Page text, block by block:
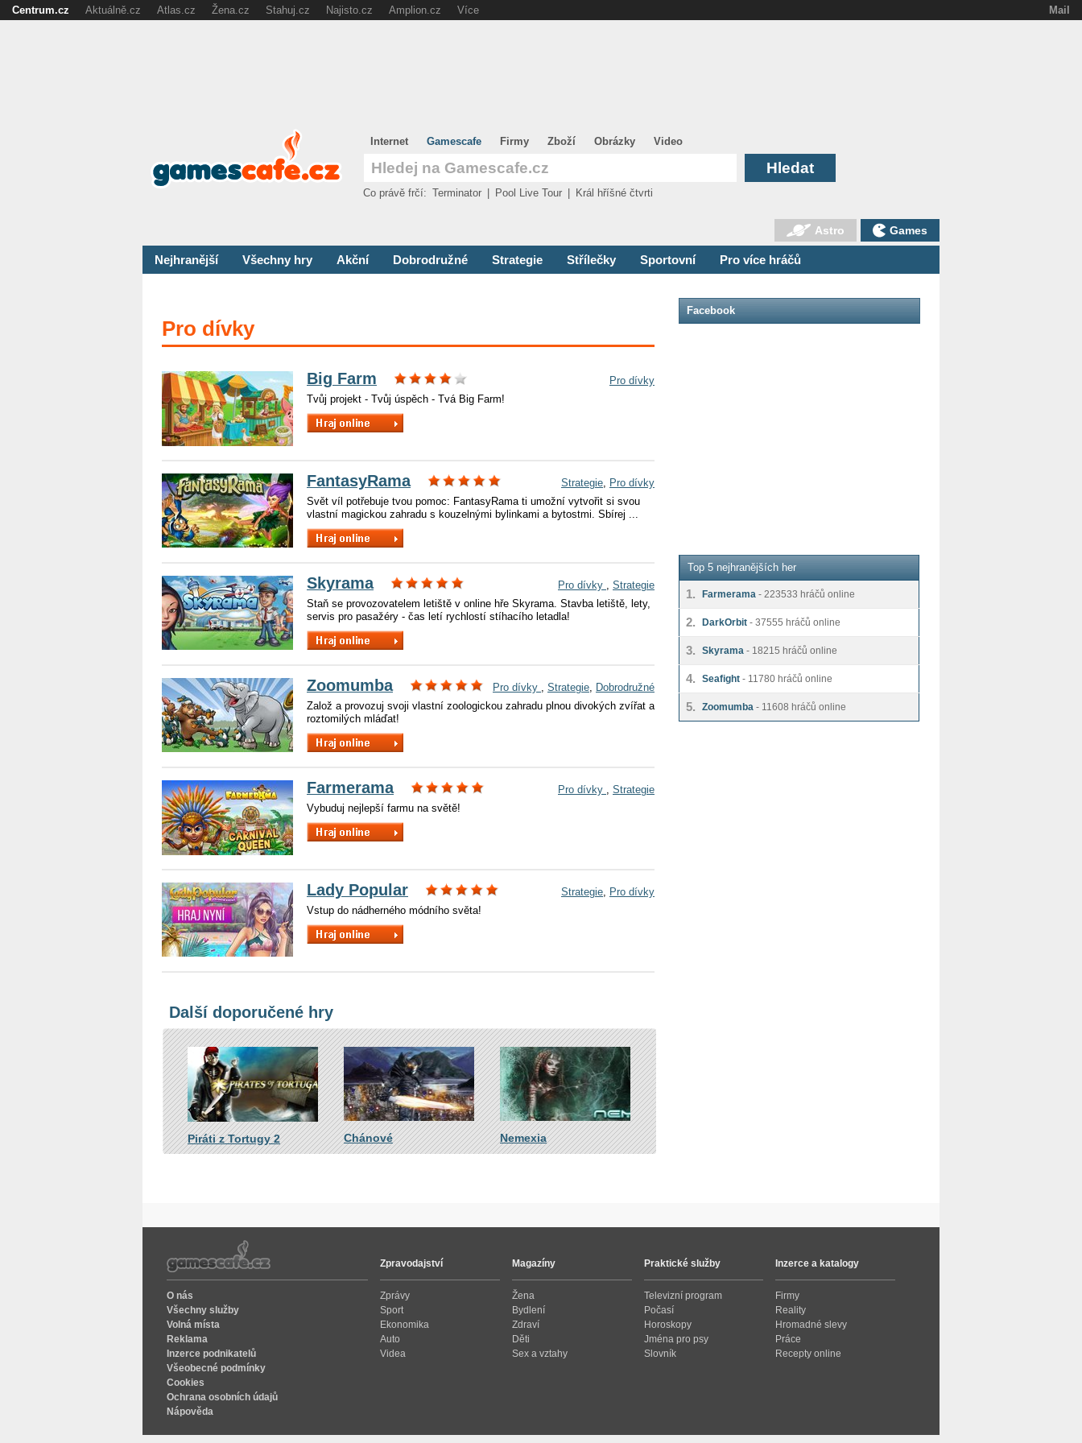
Nejhranější Všechny hry Akční Dobrodružné Strategie Střílečky Sportovní Pro více hráčů
Pro dívky
Big Farm
Pro dívky
Tvůj projekt - Tvůj úspěch - Tvá Big Farm!
FantasyRama Strategie, Pro dívky
Svět víl potřebuje tvou pomoc: FantasyRama ti umožní vytvořit si svou
vlastní magickou zahradu s kouzelnými bylinkami a bytostmi. Sbírej ...
Skyrama Pro dívky , Strategie
Staň se provozovatelem letiště v online hře Skyrama. Stavba letiště, lety,
servis pro pasažéry - čas letí rychlostí stíhacího letadla!
Zoomumba Pro dívky , Strategie, Dobrodružné
Založ a provozuj svoji vlastní zoologickou zahradu plnou divokých zvířat a
roztomilých mláďat!
Farmerama Pro dívky , Strategie
Vybuduj nejlepší farmu na světě!
Lady Popular Strategie, Pro dívky
Vstup do nádherného módního světa!
Další doporučené hry
Piráti z Tortugy 2 Chánové Nemexia
Facebook
Top 5 nejhranějších her
1. Farmerama - 223533 hráčů online
2. DarkOrbit - 37555 hráčů online
3. Skyrama - 18215 hráčů online
4. Seafight - 11780 hráčů online
5. Zoomumba - 11608 hráčů online
Internet Gamescafe Firmy Zboží Obrázky Video
Astro Games
Co právě frčí: Terminator Pool Live Tour Král hříšné čtvrti
O nás
Všechny služby
Volná místa
Reklama
Inzerce podnikatelů
Všeobecné podmínky
Cookies
Ochrana osobních údajů
Nápověda
Zpravodajství
Zprávy
Sport
Ekonomika
Auto
Videa
Magazíny
Žena
Bydlení
Zdraví
Děti
Sex a vztahy
Praktické služby
Televizní program
Počasí
Horoskopy
Jména pro psy
Slovník
Inzerce a katalogy
Firmy
Reality
Hromadné slevy
Práce
Recepty online
Mail
Centrum.cz Aktuálně.cz Atlas.cz Žena.cz Stahuj.cz Najisto.cz Amplion.cz Více